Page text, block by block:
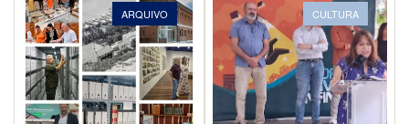
ARQUIVO CULTURA